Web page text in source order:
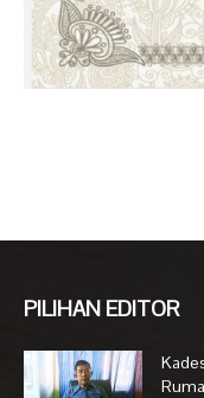
PILIHAN EDITOR